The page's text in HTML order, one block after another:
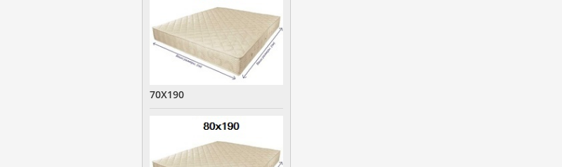
70Х190